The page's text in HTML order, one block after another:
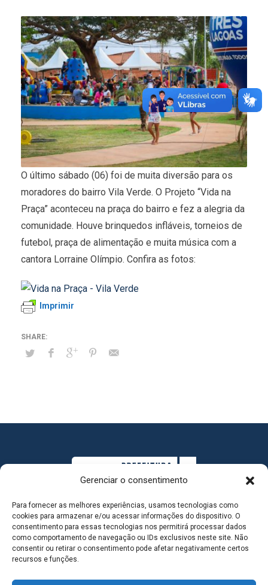
Gerenciar o consentimento
Para fornecer as melhores experiências, usamos tecnologias como
cookies para armazenar e/ou acessar informações do dispositivo. O
consentimento para essas tecnologias nos permitirá processar dados
como comportamento de navegação ou IDs exclusivos neste site. Não
consentir ou retirar o consentimento pode afetar negativamente certos
recursos e funções.
O último sábado (06) foi de muita diversão para os
moradores do bairro Vila Verde. O Projeto “Vida na
Praça” aconteceu na praça do bairro e fez a alegria da
comunidade. Houve brinquedos infláveis, torneios de
futebol, praça de alimentação e muita música com a
cantora Lorraine Olímpio. Confira as fotos:
Imprimir
MAPA DO SITE